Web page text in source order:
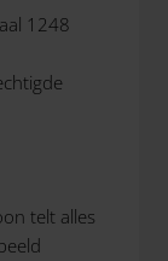
1248
telt alles